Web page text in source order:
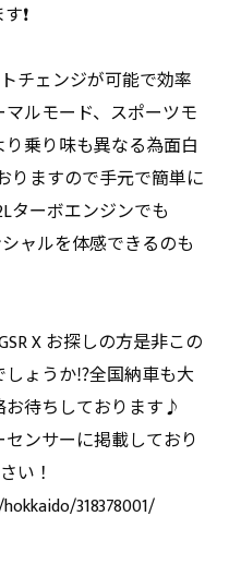
❗️
チェンジが可能で効率
ルモード、スポーツモ
乗り味も異なる為面白
りますので手元で簡単に
ターボエンジンでも
ャルを体感できる のも
X お探しの方是非この
ょうか⁉️全国納車も大
待ちしております♪
ンサーに掲載しており
い！
318378001/